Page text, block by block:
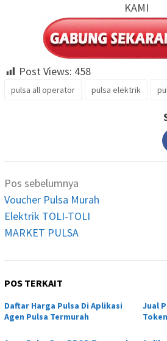
KAMI
Post Views: 458
pulsa all operator pulsa elektrik
Navigasi
pos
Pos sebelumnya
Voucher Pulsa Murah
Elektrik TOLI-TOLI
MARKET PULSA
POS TERKAIT
Daftar Harga Pulsa Di Aplikasi
Agen Pulsa Termurah
Jual